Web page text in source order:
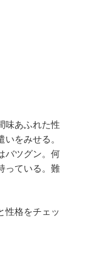
味あふれた性
をみせる。
バツグン。何
っている。難
性格をチェッ